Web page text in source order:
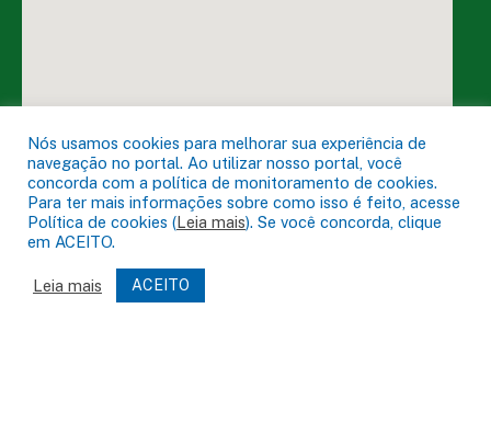
DESENVOLVIDO POR CR2
Nós usamos cookies para melhorar sua experiência de
navegação no portal. Ao utilizar nosso portal, você
concorda com a política de monitoramento de cookies.
Para ter mais informações sobre como isso é feito, acesse
Política de cookies (Leia mais). Se você concorda, clique
em ACEITO.
Leia mais ACEITO